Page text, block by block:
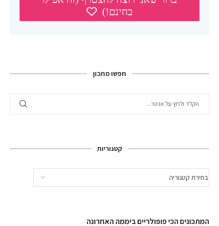
חפשו מתכון
קטגוריות
המתכונים הכי פופולריים ביממה האחרונה